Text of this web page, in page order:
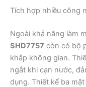
Tích hợp nhiều công
Ngoài khả năng làm
SHD7757 còn có bộ
khắp không gian.
ngắt khi cạn nước,
dụng. Thiết kế ba